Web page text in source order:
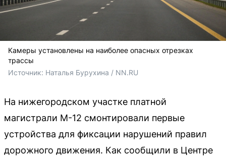
Камеры установлены на наиболее опасных отрезках
трассы
Источник: Наталья Бурухина / NN.RU
На нижегородском участке платной
магистрали М-12 смонтировали первые
устройства для фиксации нарушений правил
дорожного движения. Как сообщили в Центре